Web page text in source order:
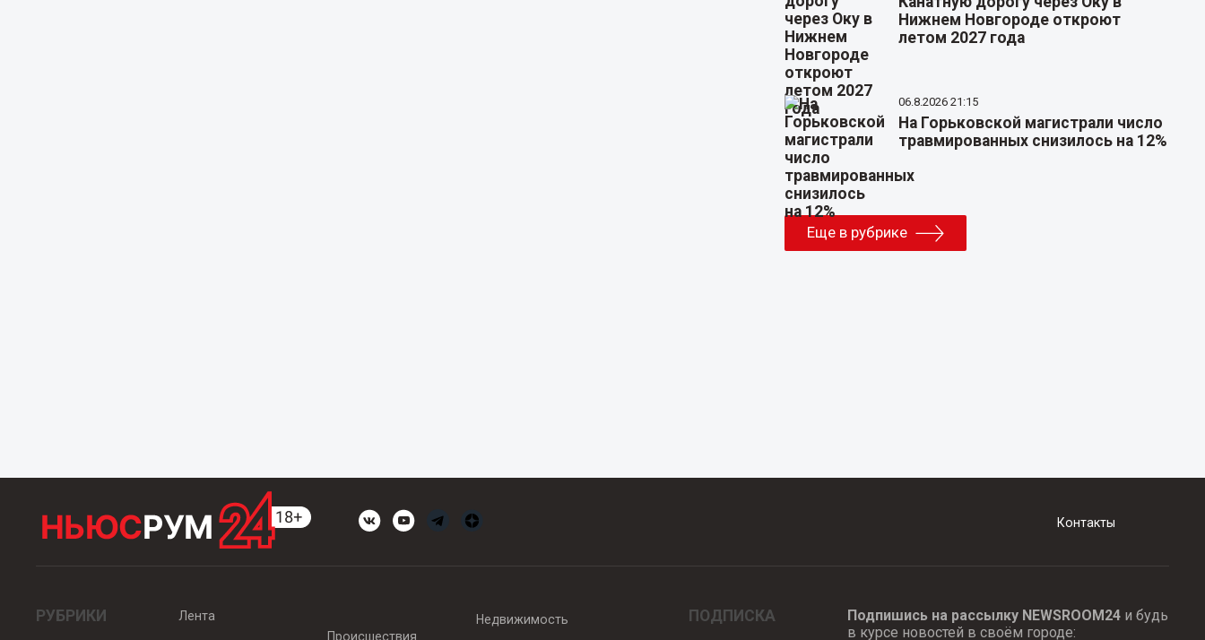
Нижнем Новгороде откроют
летом 2027 года
06.8.2026 21:15
На Горьковской магистрали число
травмированных снизилось на 12%
Еще в рубрике
Контакты
РУБРИКИ
Лента
Происшествия
Недвижимость ПОДПИСКА Подпишись на рассылку NEWSROOM24и будь
в курсе новостей в своём городе: